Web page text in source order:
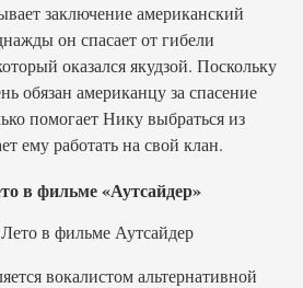
заключение американский
он спасает от гибели
оказался якудзой. Поскольку
обязан американцу за спасение
помогает Нику выбраться из
ему работать на свой клан.
в фильме «Аутсайдер»
вокалистом альтернативной